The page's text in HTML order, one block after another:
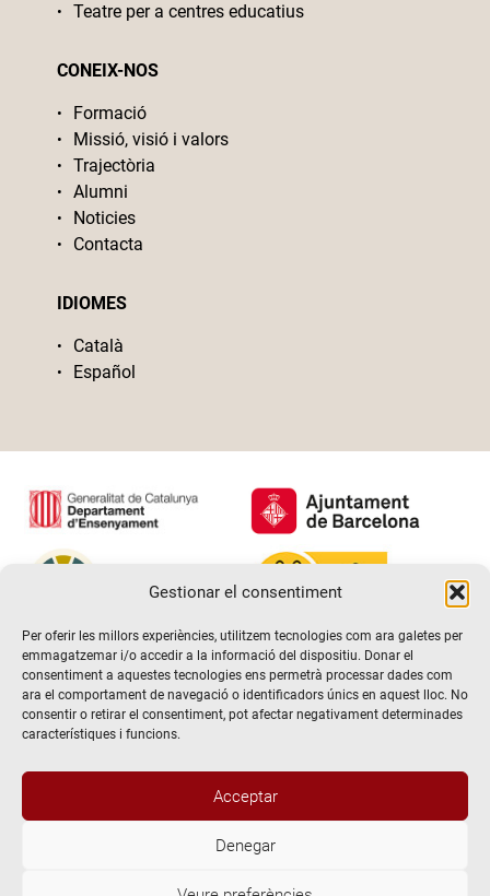
Gestionar el consentiment
Per oferir les millors experiències, utilitzem tecnologies com ara galetes per
emmagatzemar i/o accedir a la informació del dispositiu. Donar el
consentiment a aquestes tecnologies ens permetrà processar dades com
ara el comportament de navegació o identificadors únics en aquest lloc. No
consentir o retirar el consentiment, pot afectar negativament determinades
característiques i funcions.
Acceptar
Denegar
Teatre per a centres educatius
CONEIX-NOS
Formació
Missió, visió i valors
Trajectòria
Alumni
Noticies
Contacta
IDIOMES
Català
Español
@2026 Escola de teatre El Timbal. Tots els drets reservats